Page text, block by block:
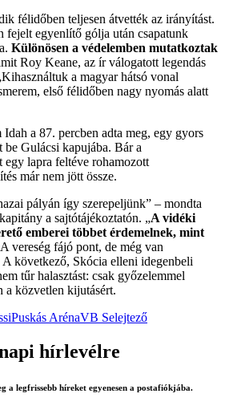
félidőben teljesen átvették az irányítást.
fejelt egyenlítő gólja után csapatunk
Különösen a védelemben mutatkoztak
Roy Keane, az ír válogatott legendás
a magyar hátsó vonal
első félidőben nagy nyomás alatt
a 87. percben adta meg, egy gyors
be Gulácsi kapujába. Bár a
egy lapra feltéve rohamozott
már nem jött össze.
pályán így szerepeljünk” – mondta
a sajtótájékoztatón. „A vidéki
emberei többet érdemelnek, mint
vereség fájó pont, de még van
A következő, Skócia elleni idegenbeli
tűr halasztást: csak győzelemmel
a közvetlen kijutásért.
Puskás ArénaVB Selejtező
hírlevélre
a legfrissebb híreket egyenesen a postafiókjába.